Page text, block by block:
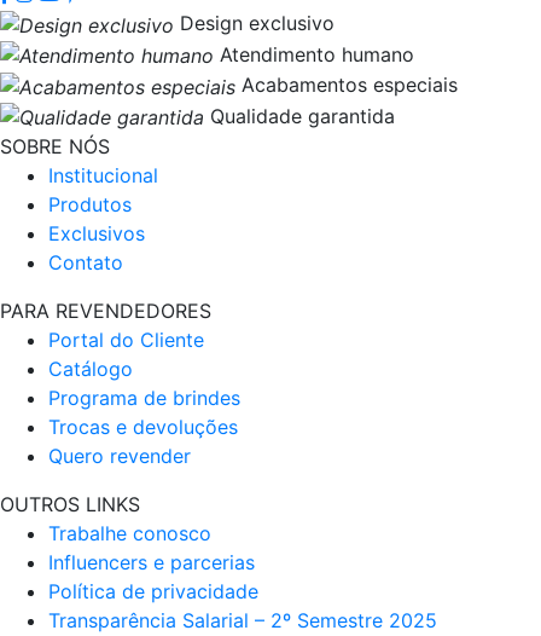
Design exclusivo
Atendimento humano
Acabamentos especiais
Qualidade garantida
SOBRE NÓS
Institucional
Produtos
Exclusivos
Contato
PARA REVENDEDORES
Portal do Cliente
Catálogo
Programa de brindes
Trocas e devoluções
Quero revender
OUTROS LINKS
Trabalhe conosco
Influencers e parcerias
Política de privacidade
Transparência Salarial – 2º Semestre 2025